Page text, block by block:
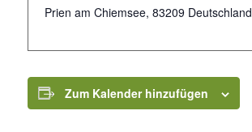
Prien am Chiemsee, 83209 Deutschland
Zum Kalender hinzufügen